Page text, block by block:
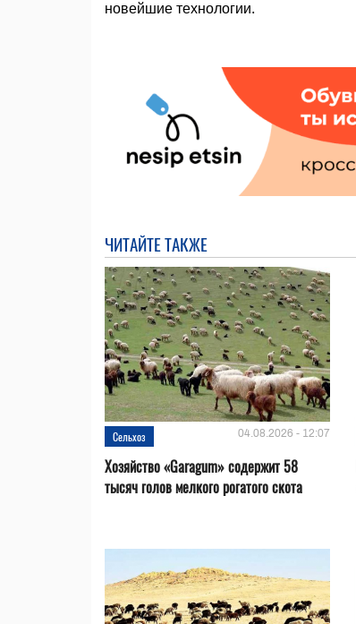
новейшие технологии.
ЧИТАЙТЕ ТАКЖЕ
Сельхоз 04.08.2026 - 12:07
Хозяйство «Garagum» содержит 58
тысяч голов мелкого рогатого скота